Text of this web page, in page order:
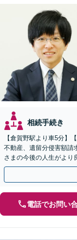
相続手続き
【倉賀野駅より車5分】
不動産、遺留分侵害額請
さまの今後の人生がより
で時間外面談可】【ビデ
電話でお問い